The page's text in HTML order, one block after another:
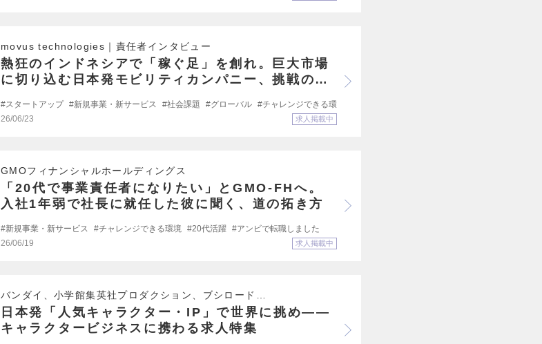
movus technologies｜責任者インタビュー
熱狂のインドネシアで「稼ぐ足」を創れ。巨大市場
に切り込む日本発モビリティカンパニー、挑戦の全
スタートアップ 新規事業・新サービス 社会課題 グローバル
チャレンジできる環境
26/06/23
求人掲載中
GMOフィナンシャルホールディングス
「20代で事業責任者になりたい」とGMO-FHへ。
入社1年弱で社長に就任した彼に聞く、道の拓き方
新規事業・新サービス チャレンジできる環境 20代活躍
アンビで転職しました
26/06/19
求人掲載中
バンダイ、小学館集英社プロダクション、ブシロード…
日本発「人気キャラクター・IP」で世界に挑め――
キャラクタービジネスに携わる求人特集